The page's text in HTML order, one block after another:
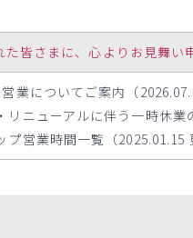
皆さまに、心よりお見舞い
業についてご案内（
リニューアルに伴う一時休業
プ営業時間一覧（2025.01.15